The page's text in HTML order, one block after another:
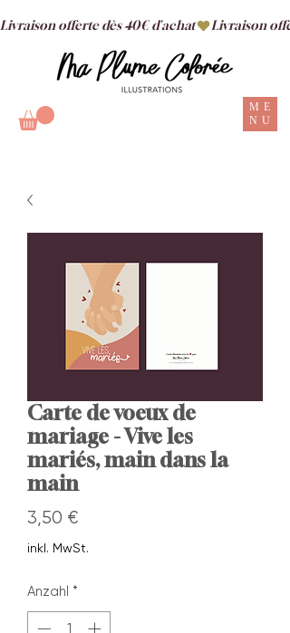
ME
NU
Livraison offerte dès 40€ d'achat
Carte de voeux de
mariage - Vive les
mariés, main dans la
main
3,50 €Preis
inkl. MwSt.
Anzahl *